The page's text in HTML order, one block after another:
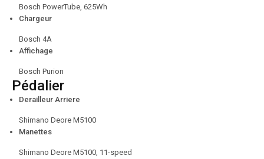
Bosch PowerTube, 625Wh
Chargeur
Bosch 4A
Affichage
Bosch Purion
Pédalier
Derailleur Arriere
Shimano Deore M5100
Manettes
Shimano Deore M5100, 11-speed